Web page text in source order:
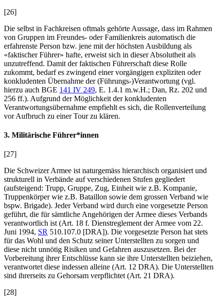
[26]
Die selbst in Fachkreisen oftmals gehörte Aussage, dass im Rahmen
von Gruppen im Freundes- oder Familienkreis automatisch die
erfahrenste Person bzw. jene mit der höchsten Ausbildung als
«faktischer Führer» hafte, erweist sich in dieser Absolutheit als
unzutreffend. Damit der faktischen Führerschaft diese Rolle
zukommt, bedarf es zwingend einer vorgängigen expliziten oder
konkludenten Übernahme der (Führungs-)Verantwortung (vgl.
hierzu auch BGE 141 IV 249, E. 1.4.1 m.w.H.; Dan, Rz. 202 und
256 ff.). Aufgrund der Möglichkeit der konkludenten
Verantwortungsübernahme empfiehlt es sich, die Rollenverteilung
vor Aufbruch zu einer Tour zu klären.
3. Militärische Führer*innen
[27]
Die Schweizer Armee ist naturgemäss hierarchisch organisiert und
strukturell in Verbände auf verschiedenen Stufen gegliedert
(aufsteigend: Trupp, Gruppe, Zug, Einheit wie z.B. Kompanie,
Truppenkörper wie z.B. Bataillon sowie dem grossen Verband wie
bspw. Brigade). Jeder Verband wird durch eine vorgesetzte Person
geführt, die für sämtliche Angehörigen der Armee dieses Verbands
verantwortlich ist (Art. 18 f. Dienstreglement der Armee vom 22.
Juni 1994, SR 510.107.0 [DRA]). Die vorgesetzte Person hat stets
für das Wohl und den Schutz seiner Unterstellten zu sorgen und
diese nicht unnötig Risiken und Gefahren auszusetzen. Bei der
Vorbereitung ihrer Entschlüsse kann sie ihre Unterstellten beiziehen,
verantwortet diese indessen alleine (Art. 12 DRA). Die Unterstellten
sind ihrerseits zu Gehorsam verpflichtet (Art. 21 DRA).
[28]